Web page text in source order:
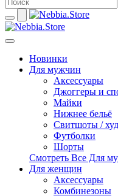
Новинки
Для мужчин
Аксессуары
Джоггеры и
Майки
Нижнее бельё
Свитшоты /
Футболки
Шорты
Смотреть Все Для
Для женщин
Аксессуары
Комбинезоны